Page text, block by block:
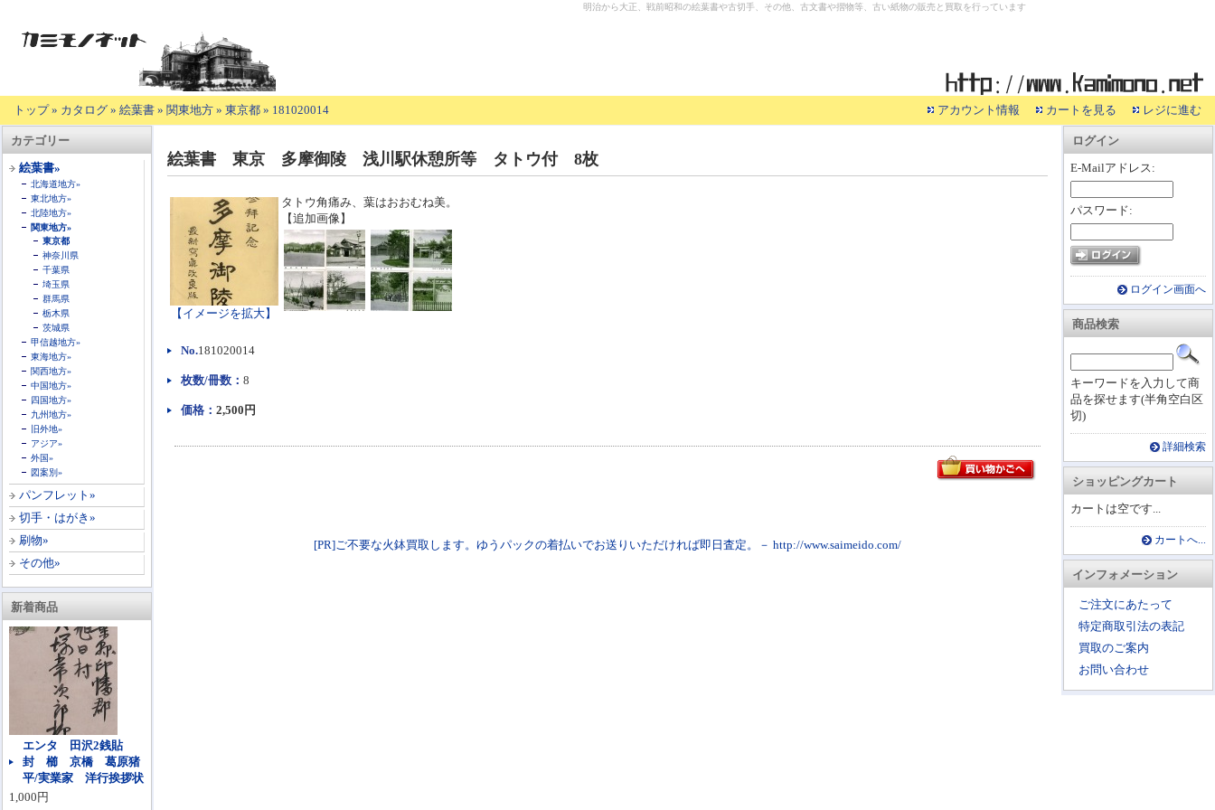
明治から大正、戦前昭和の絵葉書や古切手、その他、古文書や摺物等、古い紙物の販売と買取を行っています
トップ» カタログ » 絵葉書 » 関東地方 » 東京都 » 181020014 アカウント情報 カートを見る レジに進む
カテゴリー
絵葉書»
北海道地方»
東北地方»
北陸地方»
関東地方»
東京都
神奈川県
千葉県
埼玉県
群馬県
栃木県
茨城県
甲信越地方»
東海地方»
関西地方»
中国地方»
四国地方»
九州地方»
旧外地»
アジア»
外国»
図案別»
パンフレット»
切手・はがき»
刷物»
その他»
新着商品
エンタ 田沢2銭貼
封 櫛 京橋 葛原猪
平/実業家 洋行挨拶状
1,000円
ログイン
E-Mailアドレス:
パスワード:
ログイン画面へ
商品検索
キーワードを入力して商
品を探せます(半角空白区
切)
詳細検索
ショッピングカート
カートは空です...
カートへ...
インフォメーション
ご注文にあたって
特定商取引法の表記
買取のご案内
お問い合わせ
品
の
明】
絵葉書 東京 多摩御陵 浅川駅休憩所等 タトウ付 8枚
【イメージを拡大】
タトウ角痛み、葉はおおむね美。
【追加画像】
No.181020014
枚数/冊数： 8
価格： 2,500円
[PR]ご不要な火鉢買取します。ゆうパックの着払いでお送りいただければ即日査定。－ http://www.saimeido.com/